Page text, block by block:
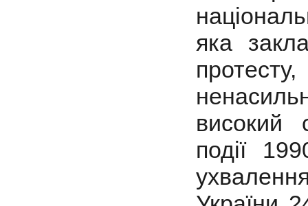
яка
високий
події